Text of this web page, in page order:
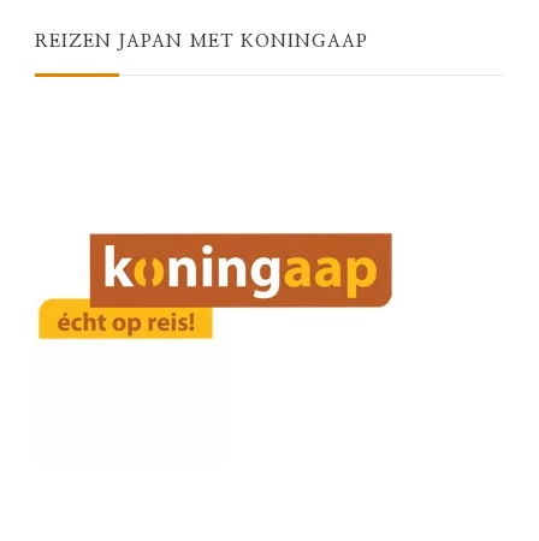
REIZEN JAPAN MET KONINGAAP